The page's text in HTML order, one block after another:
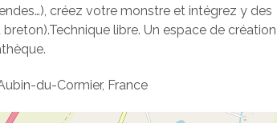
créez votre monstre et intégrez y des
libre. Un espace de
du-Cormier, France